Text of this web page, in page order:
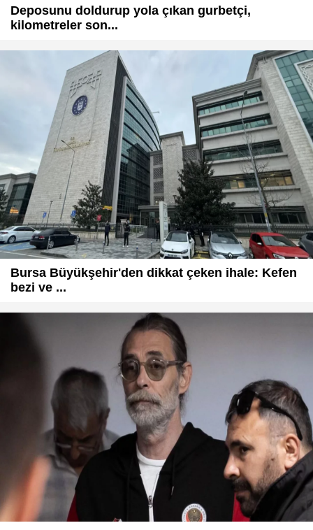
Deposunu doldurup yola çıkan gurbetçi,
kilometreler son...
Bursa Büyükşehir'den dikkat çeken ihale: Kefen
bezi ve ...